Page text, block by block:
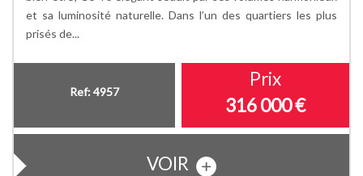
et sa luminosité naturelle. Dans l’un des quartiers les plus
prisés de...
Ref: 4957
Prix
316 000€
VOIR